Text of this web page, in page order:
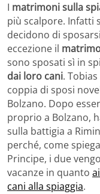
I matrimoni sulla
più scalpore. Infatti
decidono di
eccezione il
sono sposati sì in
dai loro cani.
coppia di sposi
Bolzano. Dopo
proprio a Bolzano,
sulla battigia a
perché, come
Principe, i due
vacanze in quanto
cani alla spiaggia.